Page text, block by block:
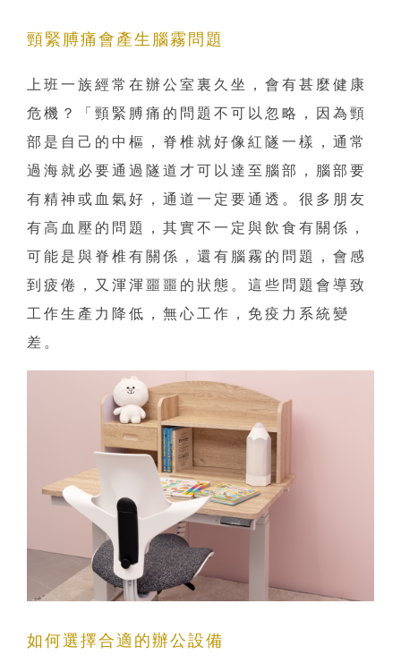
頸緊膊痛會產生腦霧問題
上班一族經常在辦公室裏久坐，會有甚麼健康
危機？「頸緊膊痛的問題不可以忽略，因為頸
部是自己的中樞，脊椎就好像紅隧一樣，通常
過海就必要通過隧道才可以達至腦部，腦部要
有精神或血氣好，通道一定要通透。很多朋友
有高血壓的問題，其實不一定與飲食有關係，
可能是與脊椎有關係，還有腦霧的問題，會感
到疲倦，又渾渾噩噩的狀態。這些問題會導致
工作生產力降低，無心工作，免疫力系統變
差。
如何選擇合適的辦公設備